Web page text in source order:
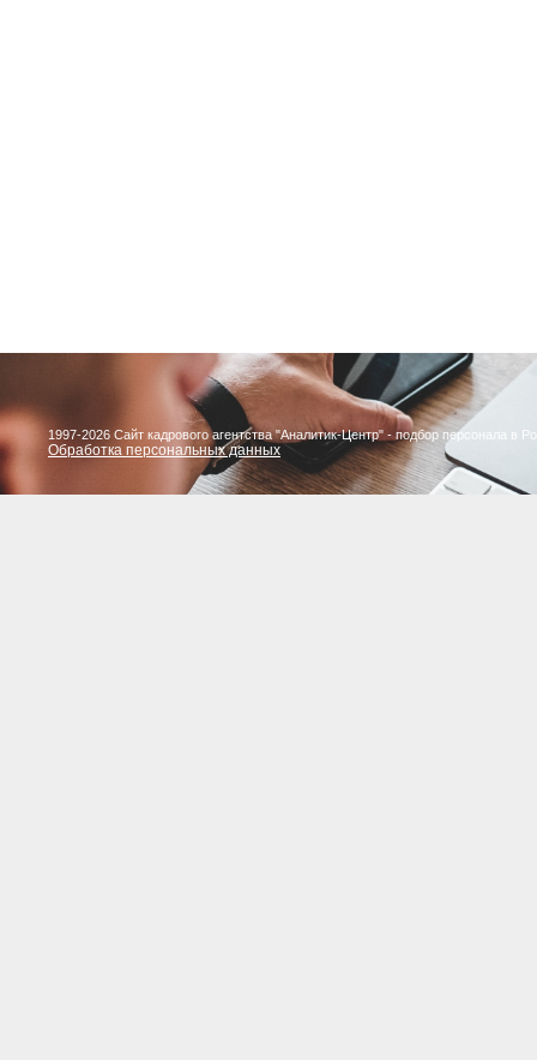
1997-2026 Сайт кадрового агентства "Аналитик-Центр" - подбор персонала в
Обработка персональных данных